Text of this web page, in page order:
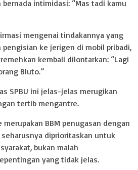
intimidasi: “Mas tadi kamu
mengenai tindakannya yang
ke jerigen di mobil pribadi,
kembali dilontarkan: “Lagi
Bluto.”
SPBU ini jelas-jelas merugikan
tertib mengantre.
BBM penugasan dengan
diprioritaskan untuk
bukan malah
yang tidak jelas.